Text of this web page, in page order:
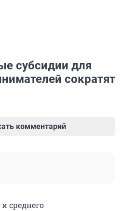
субсидии для
сократят
комментарий
среднего